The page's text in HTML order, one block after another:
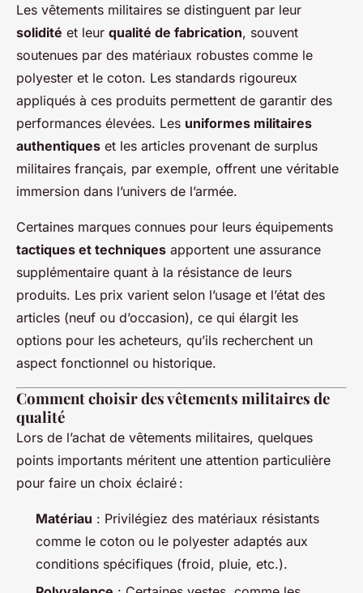
Les vêtements militaires se distinguent par leur
solidité et leur qualité de fabrication, souvent
soutenues par des matériaux robustes comme le
polyester et le coton. Les standards rigoureux
appliqués à ces produits permettent de garantir des
performances élevées. Les uniformes militaires
authentiques et les articles provenant de surplus
militaires français, par exemple, offrent une véritable
immersion dans l’univers de l’armée.
Certaines marques connues pour leurs équipements
tactiques et techniques apportent une assurance
supplémentaire quant à la résistance de leurs
produits. Les prix varient selon l’usage et l’état des
articles (neuf ou d’occasion), ce qui élargit les
options pour les acheteurs, qu’ils recherchent un
aspect fonctionnel ou historique.
Comment choisir des vêtements militaires de
qualité
Lors de l’achat de vêtements militaires, quelques
points importants méritent une attention particulière
pour faire un choix éclairé :
Matériau : Privilégiez des matériaux résistants
comme le coton ou le polyester adaptés aux
conditions spécifiques (froid, pluie, etc.).